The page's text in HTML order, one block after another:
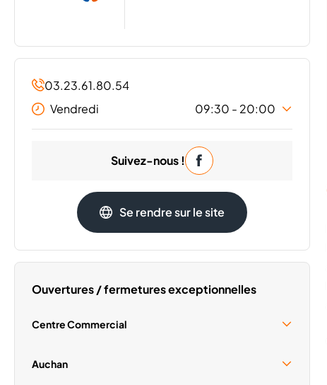
03.23.61.80.54
Vendredi
09:30 - 20:00
09:30 - 20:00
09:30 - 20:00
09:30 - 20:00
Samedi
09:30 - 20:00
Suivez-nous !
Se rendre sur le site
Ouvertures / fermetures exceptionnelles
Centre Commercial
Samedi 15 Août
Auchan